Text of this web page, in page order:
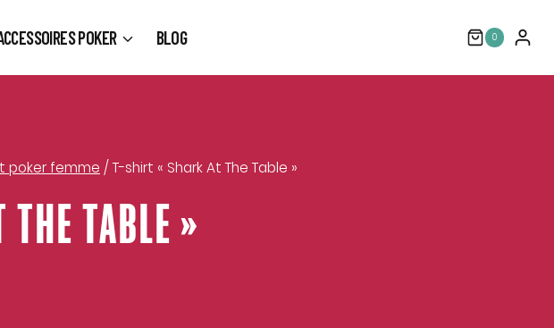
POKER BLOG 0
poker femme /T-shirt « Shark At The Table »
TABLE »